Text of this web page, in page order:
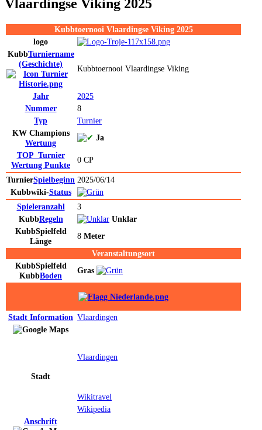
Vlaardingse Viking 2025
Kubbtoernooi Vlaardingse Viking 2025
logo
KubbTurniername
(Geschichte)
Kubbtoernooi Vlaardingse Viking
Jahr
2025
Nummer
8
Typ
Turnier
KW Champions
Wertung
Ja
TOP_Turnier
Wertung Punkte
0 CP
TurnierSpielbeginn 2025/06/14
Kubbwiki-Status
Spieleranzahl
3
KubbRegeln
Unklar
KubbSpielfeld
Länge
8 Meter
Veranstaltungsort
KubbSpielfeld
KubbBoden
Gras
Stadt Information Vlaardingen
Stadt
Vlaardingen
Wikitravel
Wikipedia
Anschrift